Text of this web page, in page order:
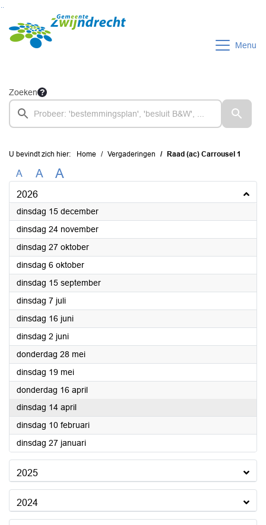
Ga naar de inhoud van deze pagina
Ga naar het zoeken
Ga naar het menu
Menu
Zoeken
U bevindt zich hier: Home Vergaderingen Raad (ac) Carrousel 1
A A A
2026
dinsdag 15 december2026
dinsdag 24 november2026
dinsdag 27 oktober2026
dinsdag 6 oktober2026
dinsdag 15 september2026
dinsdag 7 juli2026
dinsdag 16 juni2026
dinsdag 2 juni2026
donderdag 28 mei2026
dinsdag 19 mei2026
donderdag 16 april2026
dinsdag 14 april2026
dinsdag 10 februari2026
dinsdag 27 januari2026
2025
2024